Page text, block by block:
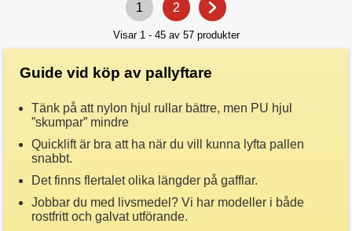
1 2
Visar 1 - 45 av 57produkter
Guide vid köp av pallyftare
Tänk på att nylon hjul rullar bättre, men PU hjul
”skumpar” mindre
Quicklift är bra att ha när du vill kunna lyfta pallen
snabbt.
Det finns flertalet olika längder på gafflar.
Jobbar du med livsmedel? Vi har modeller i både
rostfritt och galvat utförande.